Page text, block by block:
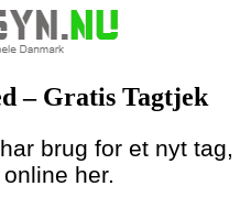
– Gratis Tagtjek
brug for et nyt
her.